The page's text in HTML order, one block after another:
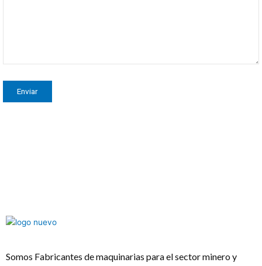
Somos Fabricantes de maquinarias para el sector minero y